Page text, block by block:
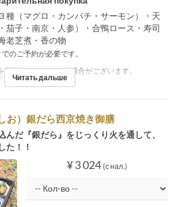
種（マグロ・カンパチ・サーモン）・天
茄子・南京・人参）・合鴨ロース・寿司
老芝煮・香の物
のご予約が必要です。
更させていただく場合がございます。
料』を注文下さい。
Читать дальше
お）銀だら西京焼き御膳
んだ『銀だら』をじっくり火を通して、
た！！
¥ 3 024 (с нал.)